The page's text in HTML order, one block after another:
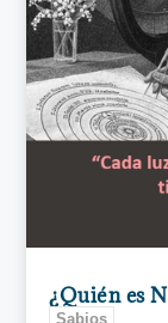
¿Quién es
Sabios